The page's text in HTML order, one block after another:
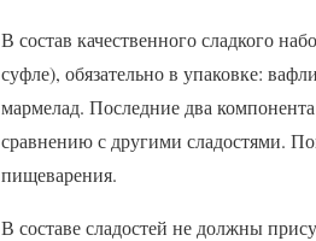
В состав качественного сладкого
суфле), обязательно в упаковке:
мармелад. Последние два
сравнению с другими сладостями.
пищеварения.
В составе сладостей не должны